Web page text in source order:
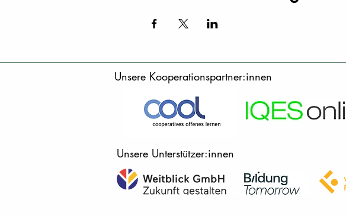
Unsere Kooperationspartner:innen
Unsere Unterstützer:innen